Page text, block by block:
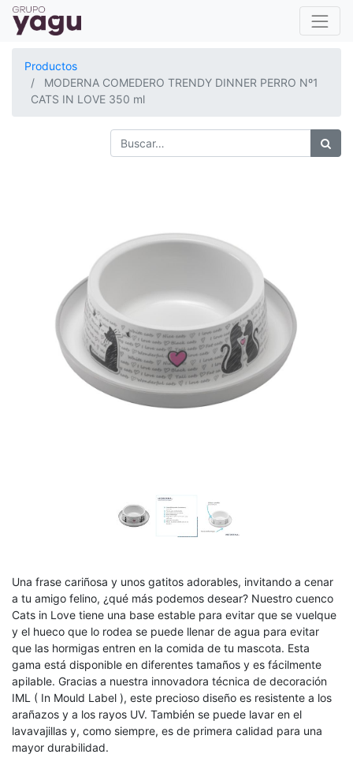
Productos
MODERNA COMEDERO TRENDY DINNER PERRO Nº1
CATS IN LOVE 350 ml
Una frase cariñosa y unos gatitos adorables, invitando a cenar
a tu amigo felino, ¿qué más podemos desear? Nuestro cuenco
Cats in Love tiene una base estable para evitar que se vuelque
y el hueco que lo rodea se puede llenar de agua para evitar
que las hormigas entren en la comida de tu mascota. Esta
gama está disponible en diferentes tamaños y es fácilmente
apilable. Gracias a nuestra innovadora técnica de decoración
IML ( In Mould Label ), este precioso diseño es resistente a los
arañazos y a los rayos UV. También se puede lavar en el
lavavajillas y, como siempre, es de primera calidad para una
mayor durabilidad.